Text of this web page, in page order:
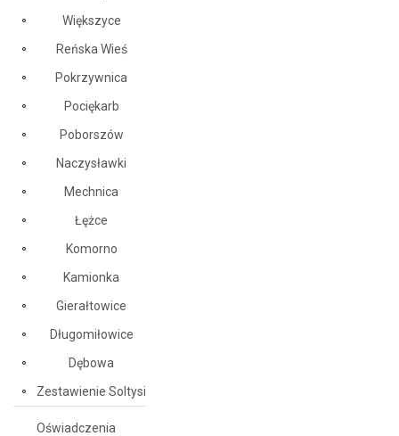
Większyce
Reńska Wieś
Pokrzywnica
Pociękarb
Poborszów
Naczysławki
Mechnica
Łężce
Komorno
Kamionka
Gierałtowice
Długomiłowice
Dębowa
Zestawienie Soltysi
Oświadczenia